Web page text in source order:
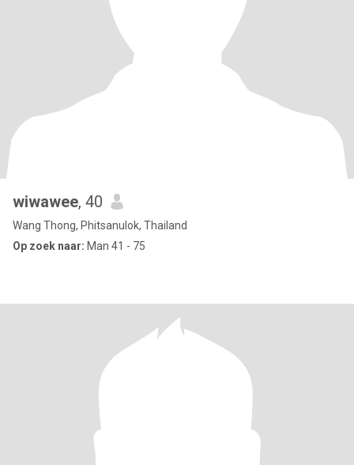
wiwawee, 40
Wang Thong, Phitsanulok, Thailand
Op zoek naar: Man 41 - 75